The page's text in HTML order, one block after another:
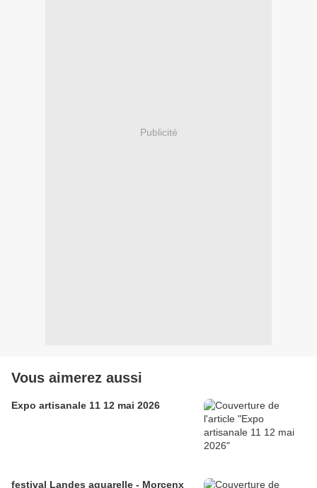
Publicité
Vous aimerez aussi
Expo artisanale 11 12 mai 2026
festival Landes aquarelle - Morcenx